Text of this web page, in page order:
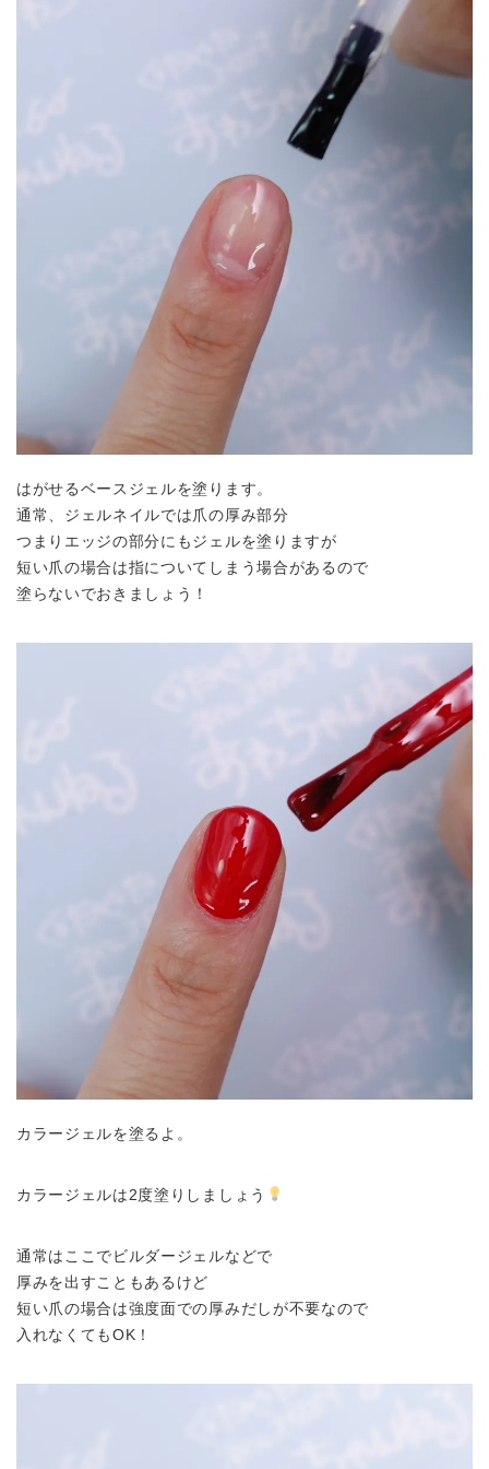
はがせるベースジェルを塗ります。
通常、ジェルネイルでは爪の厚み部分
つまりエッジの部分にもジェルを塗りますが
短い爪の場合は指についてしまう場合があるので
塗らないでおきましょう！
カラージェルを塗るよ。
カラージェルは2度塗りしましょう
通常はここでビルダージェルなどで
厚みを出すこともあるけど
短い爪の場合は強度面での厚みだしが不要なので
入れなくてもOK！